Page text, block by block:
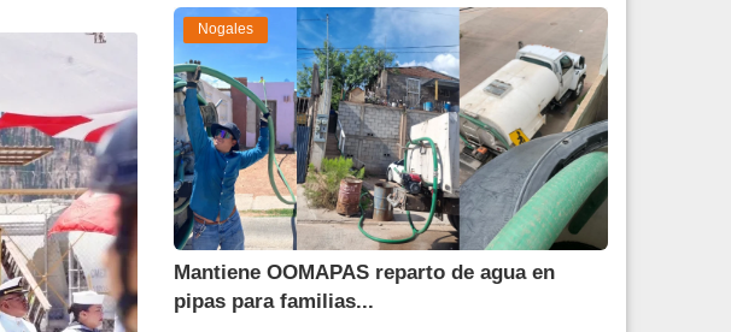
Nogales
Mantiene OOMAPAS reparto de agua en
pipas para familias...